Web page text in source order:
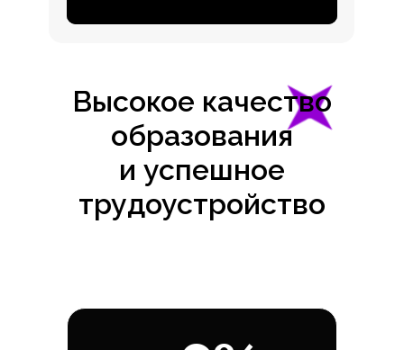
Высокое качество
образования
и успешное
трудоустройство